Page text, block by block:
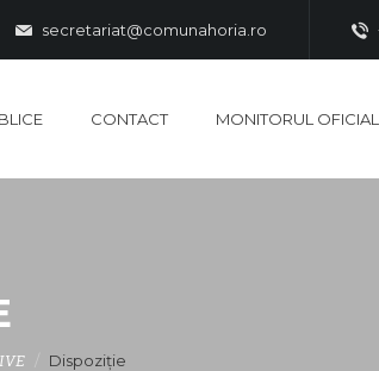
secretariat@comunahoria.ro
CONTACT MONITORUL OFICIAL
Dispoziție